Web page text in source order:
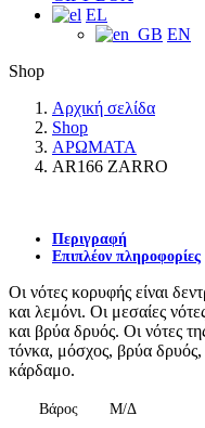
EL
EN
Shop
Αρχική σελίδα
Shop
ΑΡΩΜΑΤΑ
AR166 ZARRO
Περιγραφή
Επιπλέον πληροφορίες
Οι νότες κορυφής είναι
και λεμόνι. Οι μεσαίες
και βρύα δρυός. Οι νότες
τόνκα, μόσχος, βρύα δρυός,
κάρδαμο.
Βάρος Μ/Δ